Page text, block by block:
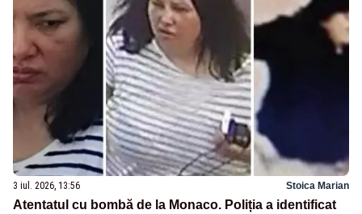
3 iul. 2026, 13:56 Stoica Marian
Atentatul cu bombă de la Monaco. Poliția a identificat